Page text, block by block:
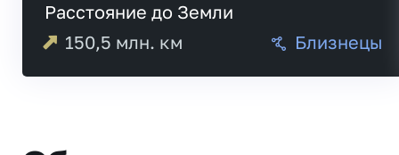
Расстояние до Земли
150,5 млн. км Близнецы